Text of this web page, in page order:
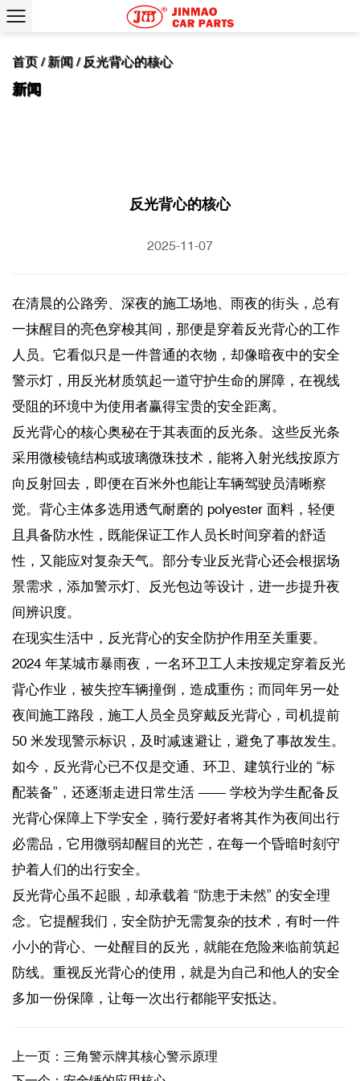
首页/新闻 / 反光背心的核心
反光背心的核心
2025-11-07
在清晨的公路旁、深夜的施工场地、雨夜的街头，总有
一抹醒目的亮色穿梭其间，那便是穿着反光背心的工作
人员。它看似只是一件普通的衣物，却像暗夜中的安全
警示灯，用反光材质筑起一道守护生命的屏障，在视线
受阻的环境中为使用者赢得宝贵的安全距离。
反光背心的核心奥秘在于其表面的反光条。这些反光条
采用微棱镜结构或玻璃微珠技术，能将入射光线按原方
向反射回去，即便在百米外也能让车辆驾驶员清晰察
觉。背心主体多选用透气耐磨的 polyester 面料，轻便
且具备防水性，既能保证工作人员长时间穿着的舒适
性，又能应对复杂天气。部分专业反光背心还会根据场
景需求，添加警示灯、反光包边等设计，进一步提升夜
间辨识度。
在现实生活中，反光背心的安全防护作用至关重要。
2024 年某城市暴雨夜，一名环卫工人未按规定穿着反光
背心作业，被失控车辆撞倒，造成重伤；而同年另一处
夜间施工路段，施工人员全员穿戴反光背心，司机提前
50 米发现警示标识，及时减速避让，避免了事故发生。
如今，反光背心已不仅是交通、环卫、建筑行业的 “标
配装备”，还逐渐走进日常生活 —— 学校为学生配备反
光背心保障上下学安全，骑行爱好者将其作为夜间出行
必需品，它用微弱却醒目的光芒，在每一个昏暗时刻守
护着人们的出行安全。
反光背心虽不起眼，却承载着 “防患于未然” 的安全理
念。它提醒我们，安全防护无需复杂的技术，有时一件
小小的背心、一处醒目的反光，就能在危险来临前筑起
防线。重视反光背心的使用，就是为自己和他人的安全
多加一份保障，让每一次出行都能平安抵达。
上一页：三角警示牌其核心警示原理